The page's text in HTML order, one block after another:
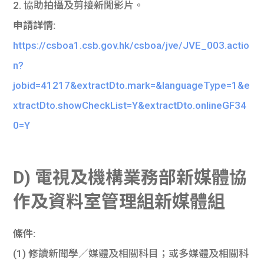
2. 協助拍攝及剪接新聞影片。
申請詳情:
https://csboa1.csb.gov.hk/csboa/jve/JVE_003.actio
n?
jobid=41217&extractDto.mark=&languageType=1&e
xtractDto.showCheckList=Y&extractDto.onlineGF34
0=Y
D) 電視及機構業務部新媒體協
作及資料室管理組新媒體組
條件:
(1) 修讀新聞學／媒體及相關科目；或多媒體及相關科